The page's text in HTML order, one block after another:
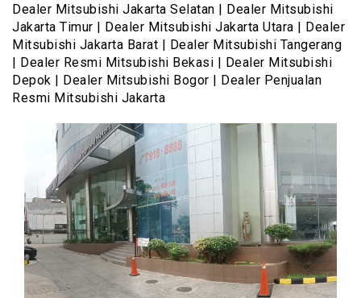
Dealer Mitsubishi Jakarta Selatan | Dealer Mitsubishi
Jakarta Timur | Dealer Mitsubishi Jakarta Utara | Dealer
Mitsubishi Jakarta Barat | Dealer Mitsubishi Tangerang
| Dealer Resmi Mitsubishi Bekasi | Dealer Mitsubishi
Depok | Dealer Mitsubishi Bogor | Dealer Penjualan
Resmi Mitsubishi Jakarta